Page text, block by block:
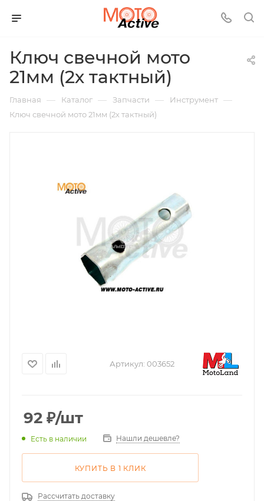
Ключ свечной мото
21мм (2х тактный)
Главная — Каталог — Запчасти — Инструмент —
Ключ свечной мото 21мм (2х тактный)
Артикул: 003652
92 ₽/шт
Есть в наличии Нашли дешевле?
КУПИТЬ В 1 КЛИК
Рассчитать доставку